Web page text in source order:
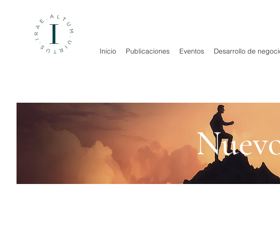
Inicio Publicaciones Eventos Desarrollo de